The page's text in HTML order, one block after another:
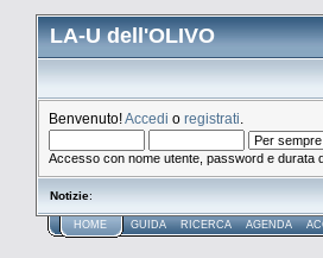
LA-U dell'OLIVO
Benvenuto!Accedi o registrati
Accesso con nome utente, password e durata
Notizie:
HOME GUIDA RICERCA AGENDA